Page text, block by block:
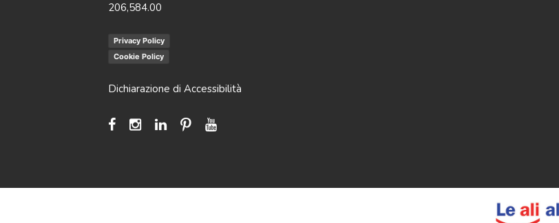
206,584.00
Privacy Policy
Cookie Policy
Dichiarazione di Accessibilità